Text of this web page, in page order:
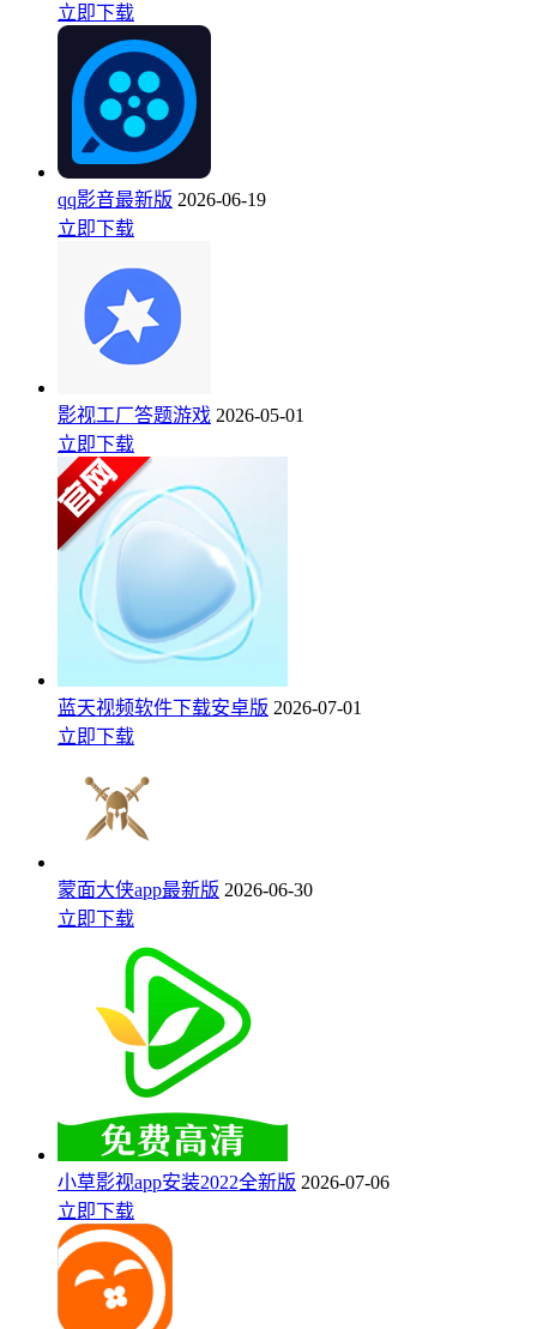
立即下载
qq影音最新版 2026-06-19
立即下载
影视工厂答题游戏 2026-05-01
立即下载
蓝天视频软件下载安卓版 2026-07-01
立即下载
蒙面大侠app最新版 2026-06-30
立即下载
小草影视app安装2022全新版 2026-07-06
立即下载